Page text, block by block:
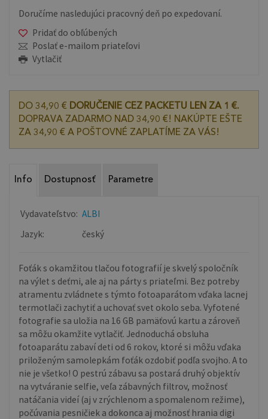
Doručíme nasledujúci pracovný deň po expedovaní.
Pridať do obľúbených
Poslať e-mailom priateľovi
Vytlačiť
DO 34,90 € DORUČENIE CEZ PACKETU LEN ZA 1 €.
DOPRAVA ZADARMO NAD 34,90 €! NAKÚPTE EŠTE
ZA 34,90 € A POŠTOVNÉ ZAPLATÍME ZA VÁS!
Info Dostupnosť Parametre
Vydavateľstvo: ALBI
Jazyk:
český
Foťák s okamžitou tlačou fotografií je skvelý spoločník
na výlet s deťmi, ale aj na párty s priateľmi. Bez potreby
atramentu zvládnete s týmto fotoaparátom vďaka lacnej
termotlači zachytiť a uchovať svet okolo seba. Vyfotené
fotografie sa uložia na 16 GB pamäťovú kartu a zároveň
sa môžu okamžite vytlačiť. Jednoduchá obsluha
fotoaparátu zabaví deti od 6 rokov, ktoré si môžu vďaka
priloženým samolepkám foťák ozdobiť podľa svojho. A to
nie je všetko! O pestrú zábavu sa postará druhý objektív
na vytváranie selfie, veľa zábavných filtrov, možnosť
natáčania videí (aj v zrýchlenom a spomalenom režime),
počúvania pesničiek a dokonca aj možnosť hrania digi